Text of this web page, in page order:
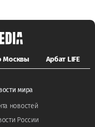
Москвы Арбат LIFE
мира
новостей
России